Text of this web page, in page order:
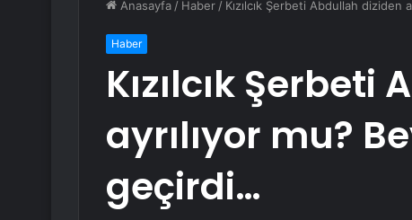
Anasayfa / Haber / Kızılcık Şerbeti Abdullah diziden
Haber
Kızılcık
ayrılıyor mu?
geçirdi…